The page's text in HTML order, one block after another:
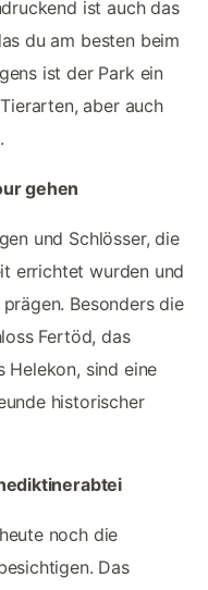
ist auch das
du am besten beim
ist der Park ein
aber auch
gehen
und Schlösser, die
errichtet wurden und
Besonders die
Fertöd, das
Helekon, sind eine
historischer
noch die
Das